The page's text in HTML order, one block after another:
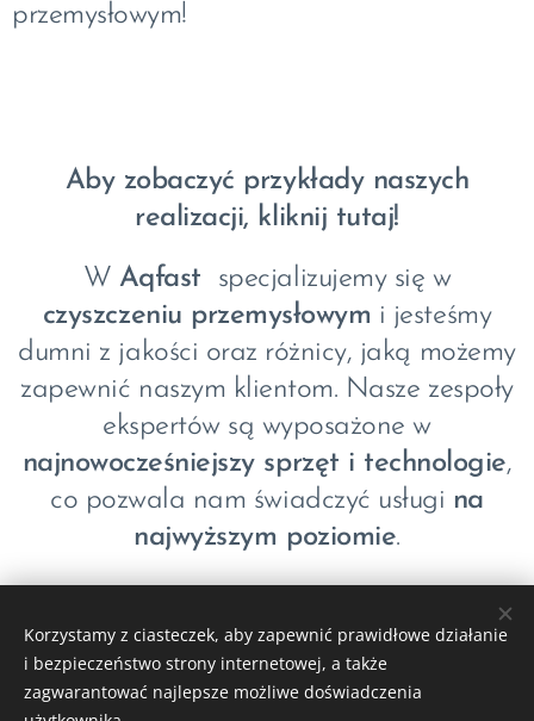
przemysłowym!
Aby zobaczyć przykłady naszych
realizacji, kliknij tutaj!
W Aqfast
specjalizujemy się w
czyszczeniu przemysłowym i jesteśmy
dumni z jakości oraz różnicy, jaką możemy
zapewnić naszym klientom. Nasze zespoły
ekspertów są wyposażone w
najnowocześniejszy sprzęt i technologie,
co pozwala nam świadczyć usługi na
najwyższym poziomie.
© 2021-2025 Aqfast s.r.o.
Korzystamy z ciasteczek, aby zapewnić prawidłowe działanie
i bezpieczeństwo strony internetowej, a także
zagwarantować najlepsze możliwe doświadczenia